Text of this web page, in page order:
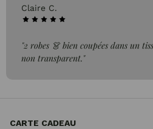
Claire C.
"2 robes 👗 bien coupées dans un
non transparent."
CARTE CADEAU